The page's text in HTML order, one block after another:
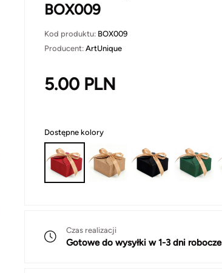
BOX009
Kod produktu: BOX009
Producent: ArtUnique
5.00 PLN
Dostępne kolory
Czas realizacji
Gotowe do wysyłki w 1-3 dni robocze